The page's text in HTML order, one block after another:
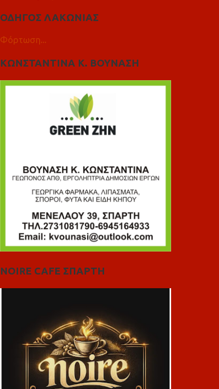
ΟΔΗΓΟΣ ΛΑΚΩΝΙΑΣ
Φόρτωση...
ΚΩΝΣΤΑΝΤΙΝΑ Κ. ΒΟΥΝΑΣΗ
NOIRE CAFE ΣΠΑΡΤΗ